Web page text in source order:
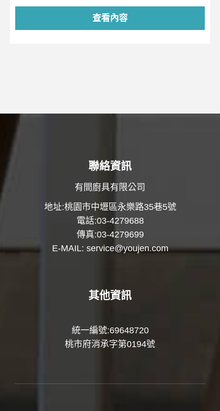
查看內容
聯絡資訊
有間廚具有限公司
地址:桃園市中壢區永樂路35巷5號
電話:03-4279688
傳真:03-4279699
E-MAIL: service@youjen.com
其他資訊
統一編號:69648720
桃市府消承字第0194號